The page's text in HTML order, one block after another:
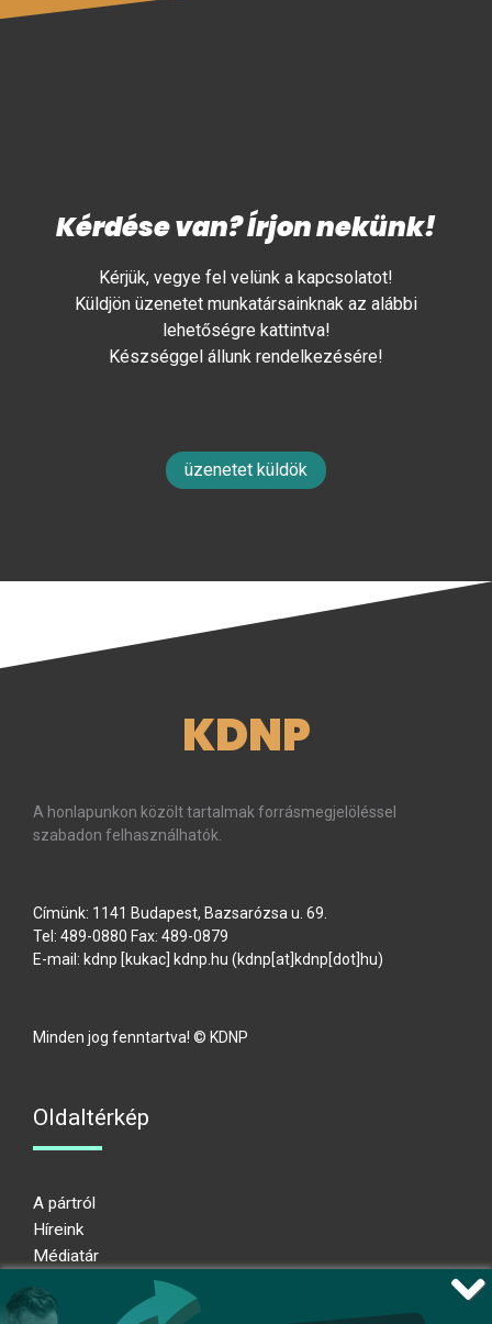
Kérdése van? Írjon nekünk!
Kérjük, vegye fel velünk a kapcsolatot!
Küldjön üzenetet munkatársainknak az alábbi
lehetőségre kattintva!
Készséggel állunk rendelkezésére!
üzenetet küldök
KDNP
A honlapunkon közölt tartalmak forrásmegjelöléssel
szabadon felhasználhatók.
Címünk: 1141 Budapest, Bazsarózsa u. 69.
Tel: 489-0880 Fax: 489-0879
E-mail: kdnp [kukac] kdnp.hu (kdnp[at]kdnp[dot]hu)
Minden jog fenntartva! © KDNP
Oldaltérkép
A pártról
Híreink
Médiatár
Adatkezelési nyilatkozat